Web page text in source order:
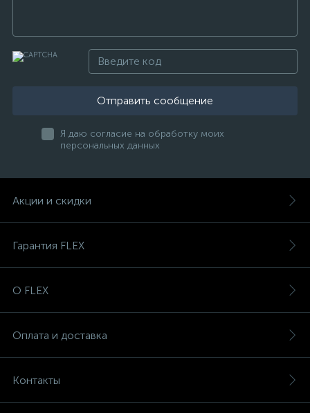
Отправить сообщение
Я даю согласие на обработку моих
персональных данных
Акции и скидки
Гарантия FLEX
О FLEX
Оплата и доставка
Контакты